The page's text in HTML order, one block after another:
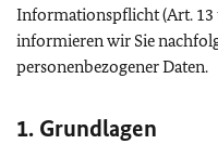
Informationspflicht (Art. 13
informieren wir Sie
personenbezogener Daten.
1. Grundlagen